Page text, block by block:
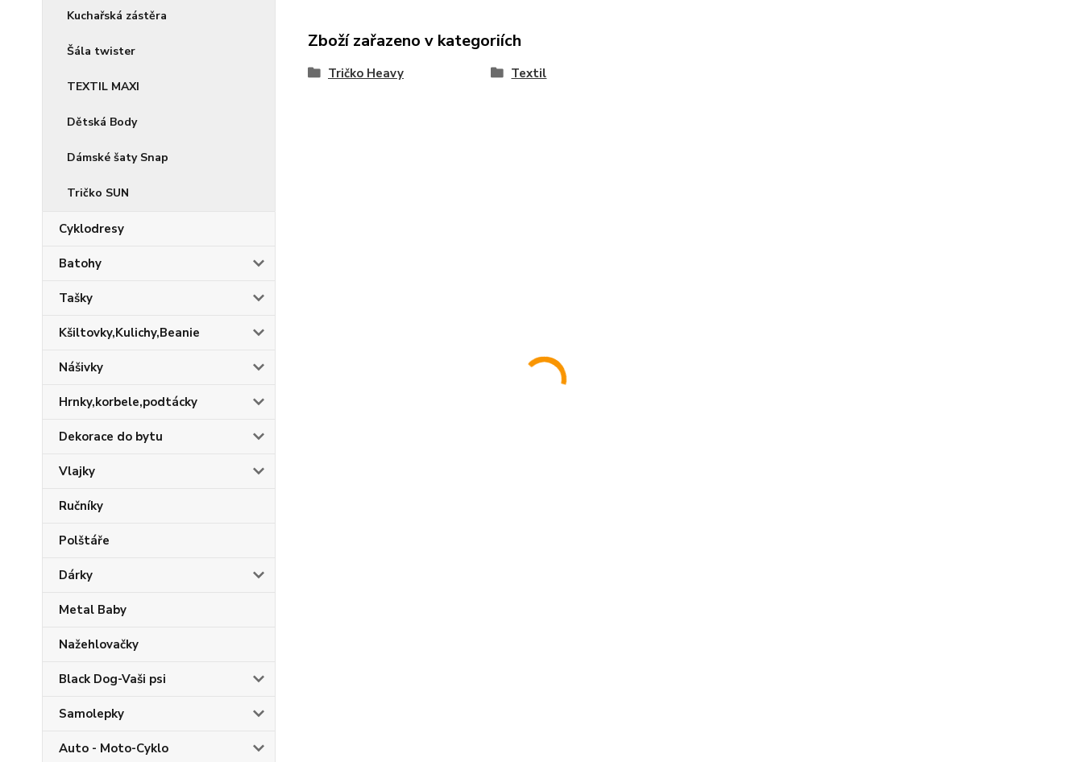
Kuchařská zástěra
Šála twister
TEXTIL MAXI
Dětská Body
Dámské šaty Snap
Tričko SUN
Cyklodresy
Batohy
Tašky
Kšiltovky,Kulichy,Beanie
Nášivky
Hrnky,korbele,podtácky
Dekorace do bytu
Vlajky
Ručníky
Polštáře
Dárky
Metal Baby
Nažehlovačky
Black Dog-Vaši psi
Samolepky
Auto - Moto-Cyklo
Zboží zařazeno v kategoriích
Tričko Heavy Textil